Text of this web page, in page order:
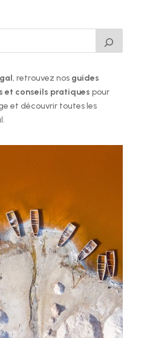
, retrouvez nos guides
et conseils pratiques pour
et découvrir toutes les